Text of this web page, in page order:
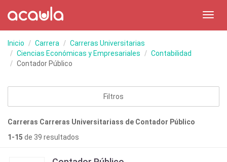
Inicio Carrera
Carreras Universitarias
Ciencias Económicas y Empresariales
Contabilidad
Contador Público
Filtros
Carreras Carreras Universitariass de Contador Público
1-15 de 39 resultados